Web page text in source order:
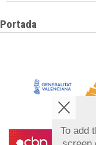
Portada
To add